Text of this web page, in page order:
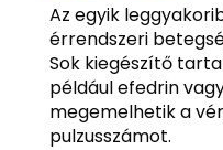
Az egyik
érrendszeri
Sok kiegészítő
például efedrin
megemelhetik a
pulzusszámot.